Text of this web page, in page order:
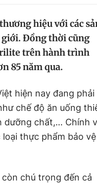
hiệu với các
giới. Đồng thời cũng
trên hành trình
85 năm qua.
hiện nay đang phải
chế độ ăn uống
dưỡng chất,… Chính
thực phẩm bảo vệ
chú trọng đến cả